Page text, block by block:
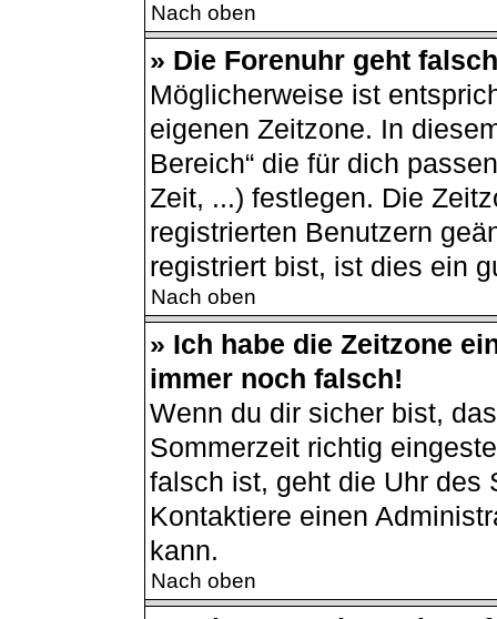
Nach oben
» Die Forenuhr geht
Möglicherweise ist
eigenen Zeitzone. In
Bereich“ die für dich
Zeit, ...) festlegen. Die
registrierten Benutzern
registriert bist, ist dies ein
Nach oben
» Ich habe die Zeitzone
immer noch falsch!
Wenn du dir sicher bist,
Sommerzeit richtig
falsch ist, geht die Uhr des
Kontaktiere einen
kann.
Nach oben